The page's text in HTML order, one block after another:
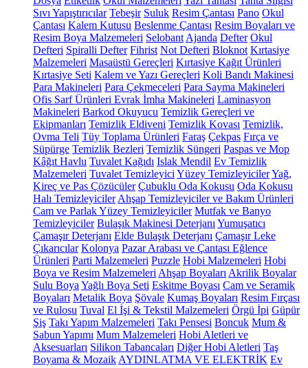
Sıvı Yapıştırıcılar Tebeşir Suluk Resim Çantası Pano Okul
Çantası Kalem Kutusu Beslenme Çantası Resim Boyaları ve
Resim Boya Malzemeleri Selobant Ajanda Defter Okul
Defteri Spiralli Defter Fihrist Not Defteri Bloknot Kırtasiye
Malzemeleri Masaüstü Gereçleri Kırtasiye Kağıt Ürünleri
Kırtasiye Seti Kalem ve Yazı Gereçleri Koli Bandı Makinesi
Para Makineleri Para Çekmeceleri Para Sayma Makineleri
Ofis Sarf Ürünleri Evrak İmha Makineleri Laminasyon
Makineleri Barkod Okuyucu Temizlik Gereçleri ve
Ekipmanları Temizlik Eldiveni Temizlik Kovası Temizlik,
Ovma Teli Tüy Toplama Ürünleri Faraş Çekpas Fırça ve
Süpürge Temizlik Bezleri Temizlik Süngeri Paspas ve Mop
Kâğıt Havlu Tuvalet Kağıdı Islak Mendil Ev Temizlik
Malzemeleri Tuvalet Temizleyici Yüzey TemizleyicilerYağ,
Kireç ve Pas Çözücüler Çubuklu Oda Kokusu Oda Kokusu
Halı Temizleyiciler Ahşap Temizleyiciler ve Bakım Ürünleri
Cam ve Parlak Yüzey Temizleyiciler Mutfak ve Banyo
Temizleyiciler Bulaşık Makinesi Deterjanı Yumuşatıcı
Çamaşır Deterjanı Elde Bulaşık Deterjanı Çamaşır Leke
Çıkarıcılar Kolonya Pazar Arabası ve Çantası Eğlence
Ürünleri Parti Malzemeleri Puzzle Hobi Malzemeleri Hobi
Boya ve Resim Malzemeleri Ahşap Boyaları Akrilik Boyalar
Sulu Boya Yağlı Boya Seti Eskitme Boyası Cam ve Seramik
Boyaları Metalik Boya Şövale Kumaş Boyaları Resim Fırçası
ve Rulosu Tuval El İşi & Tekstil Malzemeleri Örgü İpi Güpür
Şiş Takı Yapım Malzemeleri Takı Pensesi Boncuk Mum &
Sabun Yapımı Mum Malzemeleri Hobi Aletleri ve
Aksesuarları Silikon Tabancaları Diğer Hobi Aletleri Taş
Boyama & Mozaik AYDINLATMA VE ELEKTRİK Ev